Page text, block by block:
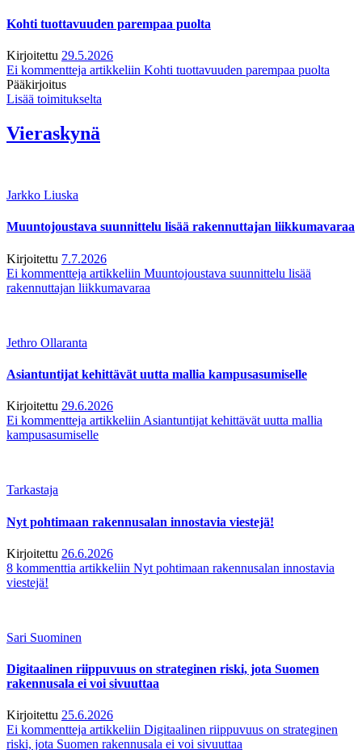
Kohti tuottavuuden parempaa puolta
Kirjoitettu 29.5.2026
Ei kommentteja artikkeliin Kohti tuottavuuden parempaa puolta
Pääkirjoitus
Lisää toimitukselta
Vieraskynä
Jarkko Liuska
Muuntojoustava suunnittelu lisää rakennuttajan liikkumavaraa
Kirjoitettu 7.7.2026
Ei kommentteja artikkeliin Muuntojoustava suunnittelu lisää
rakennuttajan liikkumavaraa
Jethro Ollaranta
Asiantuntijat kehittävät uutta mallia kampusasumiselle
Kirjoitettu 29.6.2026
Ei kommentteja artikkeliin Asiantuntijat kehittävät uutta mallia
kampusasumiselle
Tarkastaja
Nyt pohtimaan rakennusalan innostavia viestejä!
Kirjoitettu 26.6.2026
8 kommenttia artikkeliin Nyt pohtimaan rakennusalan innostavia
viestejä!
Sari Suominen
Digitaalinen riippuvuus on strateginen riski, jota Suomen
rakennusala ei voi sivuuttaa
Kirjoitettu 25.6.2026
Ei kommentteja artikkeliin Digitaalinen riippuvuus on strateginen
riski, jota Suomen rakennusala ei voi sivuuttaa